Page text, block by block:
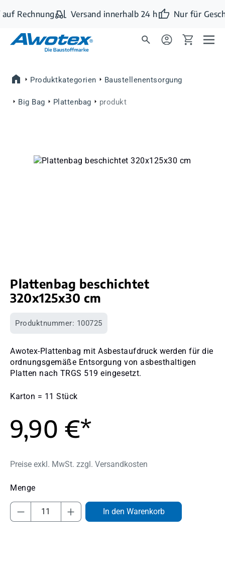
Zum Hauptinhalt springen
Rechnung Versand innerhalb 24 h Nur für
Produktkategorien Baustellenentsorgung
Big Bag Plattenbag produkt
Bildergalerie überspringen
Plattenbag beschichtet
320x125x30 cm
Produktnummer: 100725
Awotex-Plattenbag mit Asbestaufdruck werden für die
ordnungsgemäße Entsorgung von asbesthaltigen
Platten nach TRGS 519 eingesetzt.
Karton = 11 Stück
9,90 €*
Preise exkl. MwSt. zzgl. Versandkosten
Produkt Anzahl: Gib den gewünschten
In den Warenkorb